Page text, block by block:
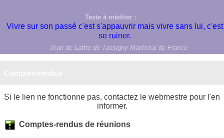
Texte à méditer :
Vivre sur son passé c'est s'appauvrir mais vivre sans lui, c'est
se ruiner.
Jean de Lattre de Tassigny Maréchal de France
Si le lien ne fonctionne pas, contactez le webmestre pour l'en
informer.
Comptes-rendus de réunions